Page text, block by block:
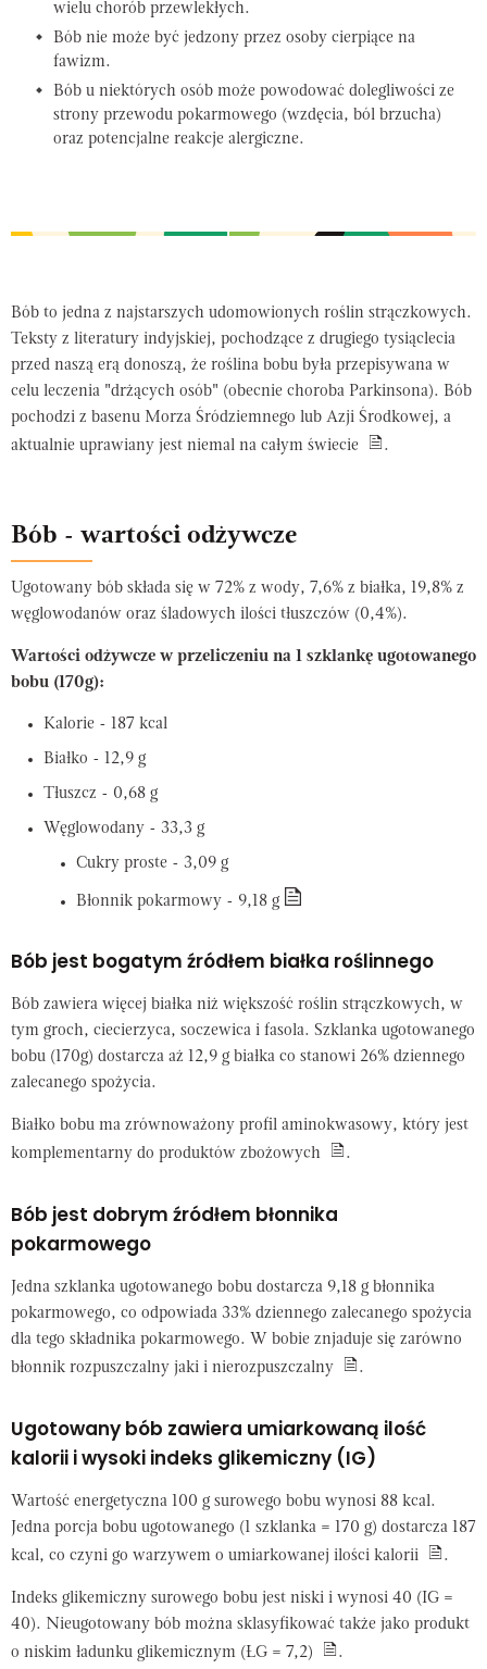
wielu chorób przewlekłych.
Bób nie może być jedzony przez osoby cierpiące na
fawizm.
Bób u niektórych osób może powodować dolegliwości ze
strony przewodu pokarmowego (wzdęcia, ból brzucha)
oraz potencjalne reakcje alergiczne.
Bób to jedna z najstarszych udomowionych roślin strączkowych.
Teksty z literatury indyjskiej, pochodzące z drugiego tysiąclecia
przed naszą erą donoszą, że roślina bobu była przepisywana w
celu leczenia "drżących osób" (obecnie choroba Parkinsona). Bób
pochodzi z basenu Morza Śródziemnego lub Azji Środkowej, a
aktualnie uprawiany jest niemal na całym świecie
.
Bób - wartości odżywcze
Ugotowany bób składa się w 72% z wody, 7,6% z białka, 19,8% z
węglowodanów oraz śladowych ilości tłuszczów (0,4%).
Wartości odżywcze w przeliczeniu na 1 szklankę ugotowanego
bobu (170g):
Kalorie - 187 kcal
Białko - 12,9 g
Tłuszcz - 0,68 g
Węglowodany - 33,3 g
Cukry proste - 3,09 g
Błonnik pokarmowy - 9,18 g
Bób jest bogatym źródłem białka roślinnego
Bób zawiera więcej białka niż większość roślin strączkowych, w
tym groch, ciecierzyca, soczewica i fasola. Szklanka ugotowanego
bobu (170g) dostarcza aż 12,9 g białka co stanowi 26% dziennego
zalecanego spożycia.
Białko bobu ma zrównoważony profil aminokwasowy, który jest
komplementarny do produktów zbożowych
.
Bób jest dobrym źródłem błonnika
pokarmowego
Jedna szklanka ugotowanego bobu dostarcza 9,18 g błonnika
pokarmowego, co odpowiada 33% dziennego zalecanego spożycia
dla tego składnika pokarmowego. W bobie znjaduje się zarówno
błonnik rozpuszczalny jaki i nierozpuszczalny
.
Ugotowany bób zawiera umiarkowaną ilość
kalorii i wysoki indeks glikemiczny (IG)
Wartość energetyczna 100 g surowego bobu wynosi 88 kcal.
Jedna porcja bobu ugotowanego (1 szklanka = 170 g) dostarcza 187
kcal, co czyni go warzywem o umiarkowanej ilości kalorii
.
Indeks glikemiczny surowego bobu jest niski i wynosi 40 (IG =
40). Nieugotowany bób można sklasyfikować także jako produkt
o niskim ładunku glikemicznym (ŁG = 7,2)
.